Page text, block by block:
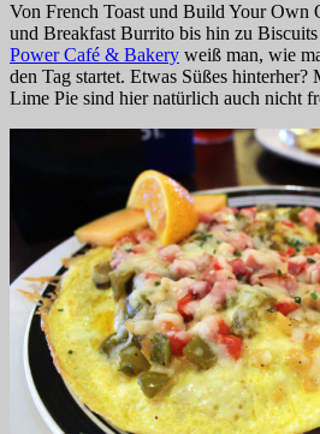
Von French Toast und Build Your Own
und Breakfast Burrito bis hin zu
Power Café & Bakery weiß man, wie
den Tag startet. Etwas Süßes
Lime Pie sind hier natürlich auch nicht